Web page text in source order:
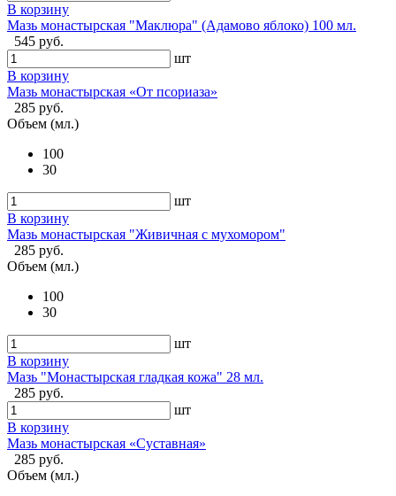
В корзину
Мазь монастырская "Маклюра" (Адамово яблоко) 100 мл.
545 руб.
шт
В корзину
Мазь монастырская «От псориаза»
285 руб.
Объем (мл.)
100
30
шт
В корзину
Мазь монастырская "Живичная с мухомором"
285 руб.
Объем (мл.)
100
30
шт
В корзину
Мазь "Монастырская гладкая кожа" 28 мл.
285 руб.
шт
В корзину
Мазь монастырская «Суставная»
285 руб.
Объем (мл.)